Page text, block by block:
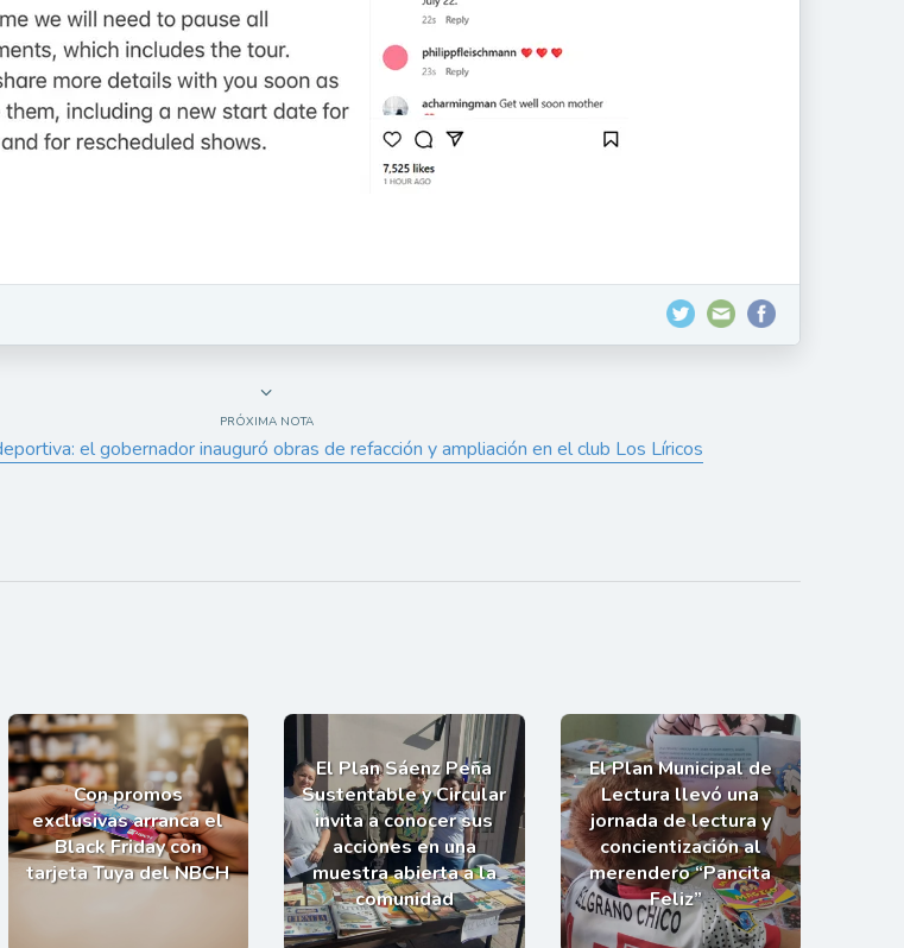
PRÓXIMA NOTA
el gobernador inauguró obras de refacción y ampliación en el club Los Líricos
Con promos
exclusivas arranca el
Black Friday con
tarjeta Tuya del NBCH
El Plan Sáenz Peña
Sustentable y Circular
invita a conocer sus
acciones en una
muestra abierta a la
comunidad
El Plan Municipal de
Lectura llevó una
jornada de lectura y
concientización al
merendero “Pancita
Feliz”